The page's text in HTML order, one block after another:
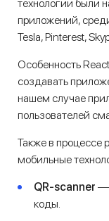
технологии были
приложений,
Tesla, Pinterest,
Особенность
создавать
нашем случае
пользователей
Также в процессе
мобильные
QR-scanner —
коды.